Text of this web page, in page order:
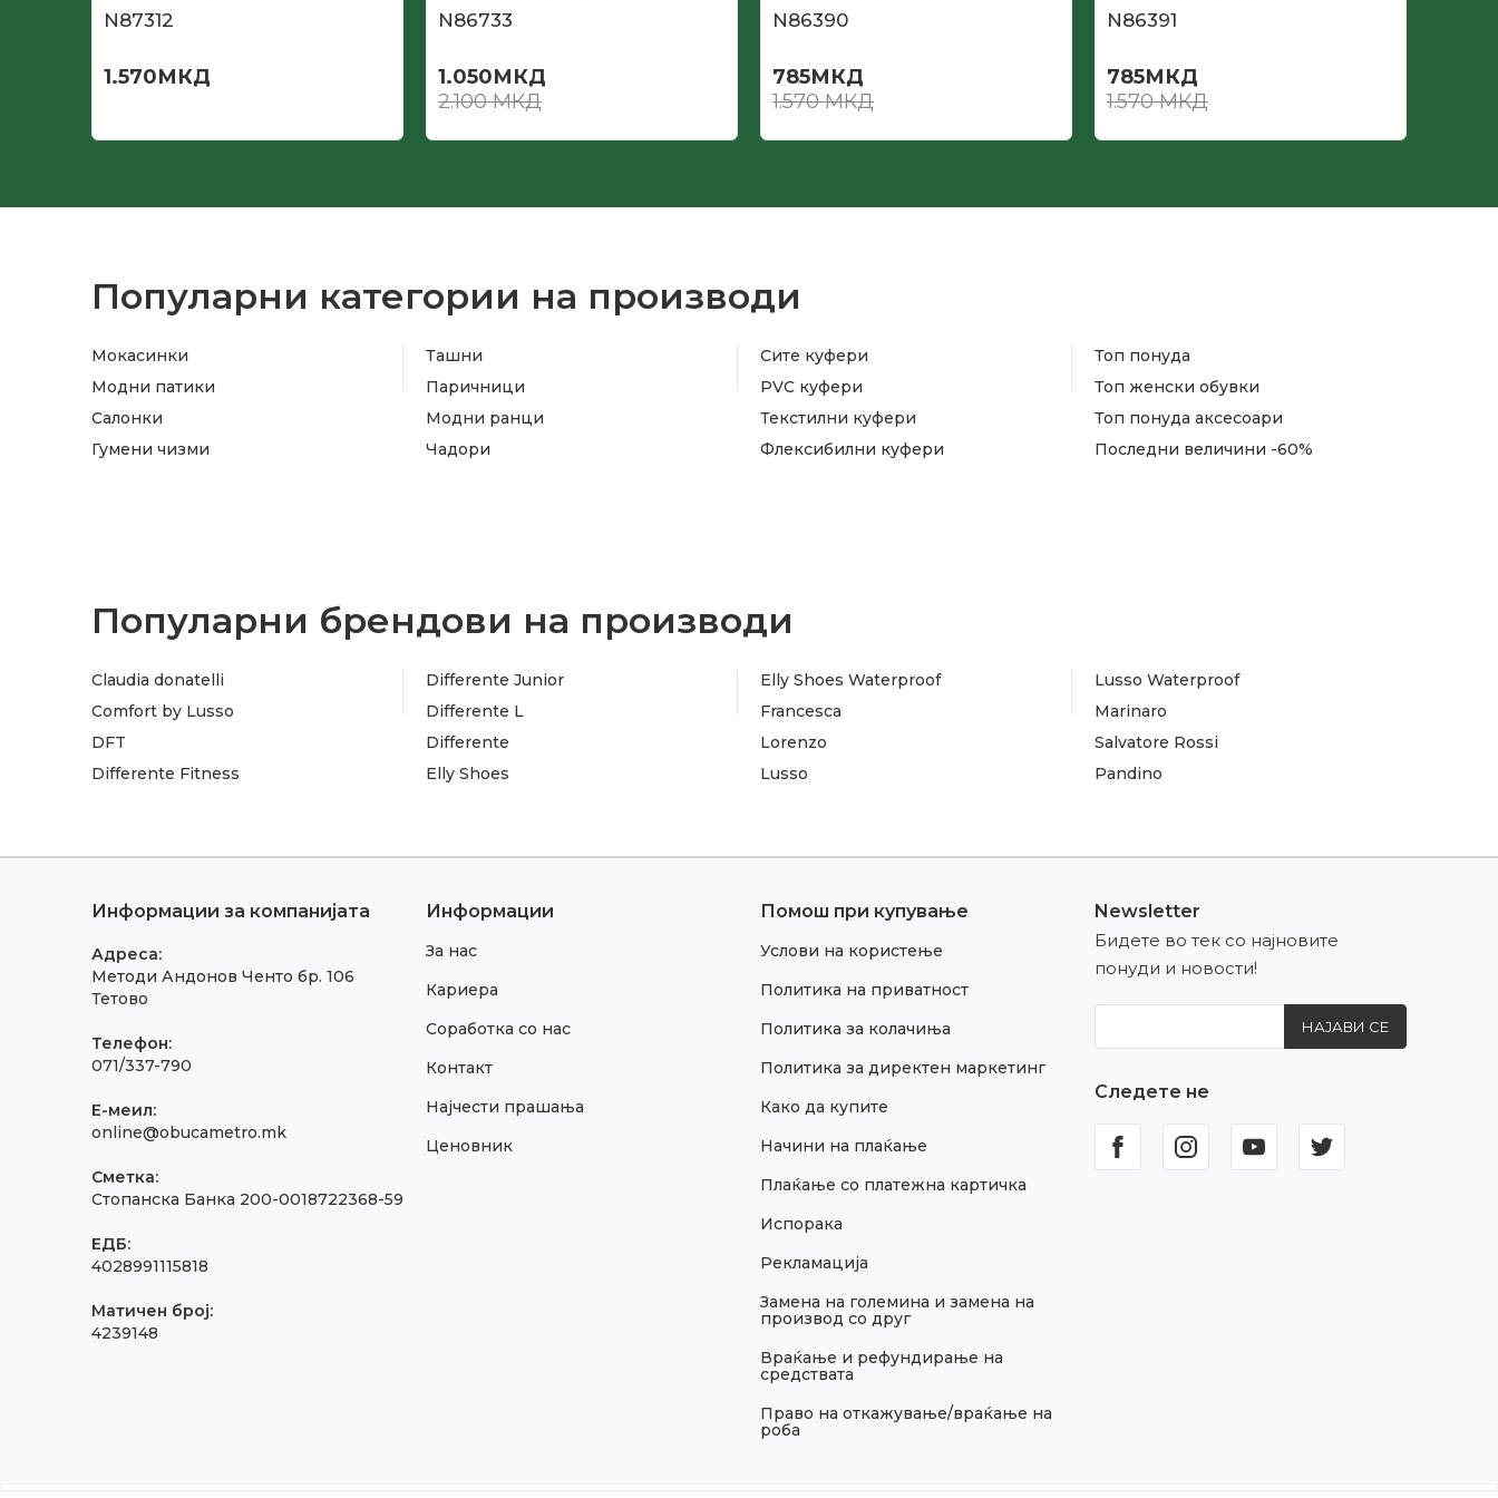
N87312
1.570МКД
N86733
1.050МКД
2.100МКД
N86390
785МКД
1.570МКД
N86391
785МКД
1.570МКД
Популарни категории на производи
Мокасинки
Модни патики
Салонки
Гумени чизми
Ташни
Паричници
Модни ранци
Чадори
Сите куфери
PVC куфери
Текстилни куфери
Флексибилни куфери
Топ понуда
Топ женски обувки
Топ понуда аксесоари
Последни величини -60%
Популарни брендови на производи
Claudia donatelli
Comfort by Lusso
DFT
Differente Fitness
Differente Junior
Differente L
Differente
Elly Shoes
Elly Shoes Waterproof
Francesca
Lorenzo
Lusso
Lusso Waterproof
Marinaro
Salvatore Rossi
Pandino
Информации за компанијата
Адреса:
Методи Андонов Ченто бр. 106
Тетово
Телефон:
071/337-790
E-меил:
online@obucametro.mk
Сметка:
Стопанска Банка 200-0018722368-59
ЕДБ:
4028991115818
Матичен број:
4239148
Информации
За нас
Кариера
Соработка со нас
Контакт
Најчести прашања
Ценовник
Помош при купување
Услови на користење
Политика на приватност
Политика за колачиња
Политика за директен маркетинг
Како да купите
Начини на плаќање
Плаќање со платежна картичка
Испорака
Рекламација
Замена на големина и замена на
производ со друг
Враќање и рефундирање на
средствата
Право на откажување/враќање на
роба
Newsletter
Бидете во тек со најновите
понуди и новости!
НАЈАВИ СЕ
Следете не